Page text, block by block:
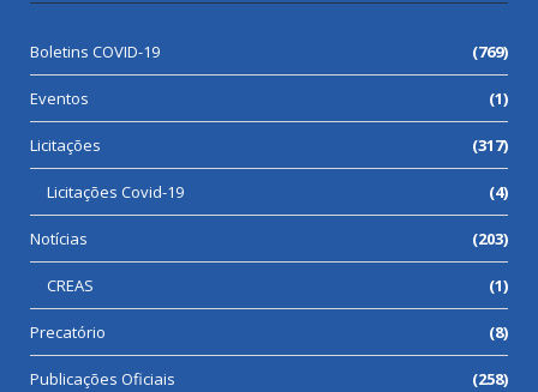
Boletins COVID-19 (769)
Eventos (1)
Licitações (317)
Licitações Covid-19 (4)
Notícias (203)
CREAS (1)
Precatório (8)
Publicações Oficiais (258)